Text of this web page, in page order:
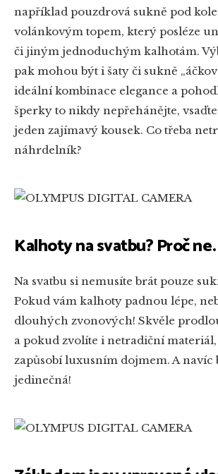
například pouzdrová sukně pod
volánkovým topem, který posléze
či jiným jednoduchým kalhotám.
pak mohou být i šaty či sukně
ideální kombinace elegance a
šperky to nikdy nepřehánějte,
jeden zajímavý kousek. Co třeba
náhrdelník?
Kalhoty na svatbu? Proč ne.
Na svatbu si nemusíte brát pouze
Pokud vám kalhoty padnou lépe,
dlouhých zvonových! Skvěle
a pokud zvolíte i netradiční materiál,
zapůsobí luxusním dojmem. A navíc
jedinečná!